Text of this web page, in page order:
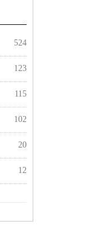
524
123
115
102
20
12